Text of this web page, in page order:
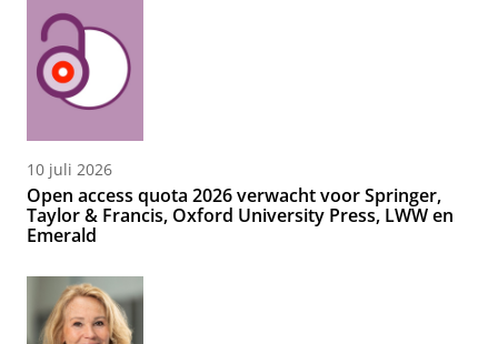
10 juli 2026
Open access quota 2026 verwacht voor Springer,
Taylor & Francis, Oxford University Press, LWW en
Emerald